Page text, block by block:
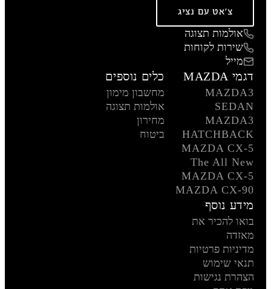
צ'אט עם נציג
אולמות תצוגה
שירות לקוחות
מייל
דגמי MAZDA
MAZDA3
SEDAN
MAZDA3
HATCHBACK
MAZDA CX-5
The All New
MAZDA CX-5
MAZDA CX-90
כלים נוספים
מחשבון מימון
אולמות תצוגה
מחירון
ביטוח
מידע נוסף
בואו להכיר את
מאזדה
מדיניות פרטיות
תנאי שימוש
הצהרת נגישות